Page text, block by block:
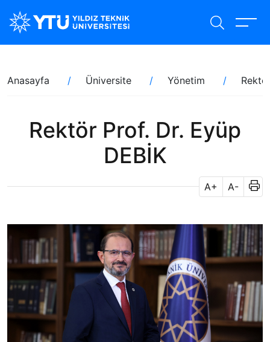
içeriğe
Sayfa
yolu
Anasayfa Üniversite Yönetim
Rektör Prof. Dr. Eyüp
DEBİK
A+ A-